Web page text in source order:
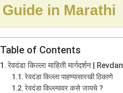
Guide in Marathi
Table of Contents
रेवदंडा किल्ला माहिती मार्गदर्शन |
रेवदंडा किल्ला पाहण्यासारखी ठिकाणे
रेवदंडा किल्ल्यावर कसे जायचे ?